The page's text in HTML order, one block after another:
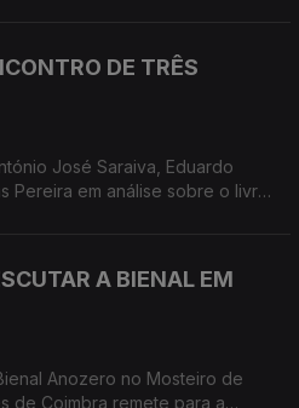
DE TRÊS
José Saraiva, Eduardo
Pereira em análise sobre o livro:
A BIENAL EM
Anozero no Mosteiro de
de Coimbra remete para a